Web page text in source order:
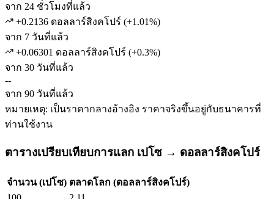
จาก 24 ชั่วโมงที่แล้ว
+0.2136 ดอลลาร์สิงคโปร์ (+1.01%)
จาก 7 วันที่แล้ว
+0.06301 ดอลลาร์สิงคโปร์ (+0.3%)
จาก 30 วันที่แล้ว
--
จาก 90 วันที่แล้ว
หมายเหตุ: เป็นราคากลางอ้างอิง ราคาจริงขึ้นอยู่กับธนาคารที่
ท่านใช้งาน
ตารางเปรียบเทียบการแลก เปโซ → ดอลลาร์สิงคโปร์
จำนวน (เปโซ) ตลาดโลก (ดอลลาร์สิงคโปร์)